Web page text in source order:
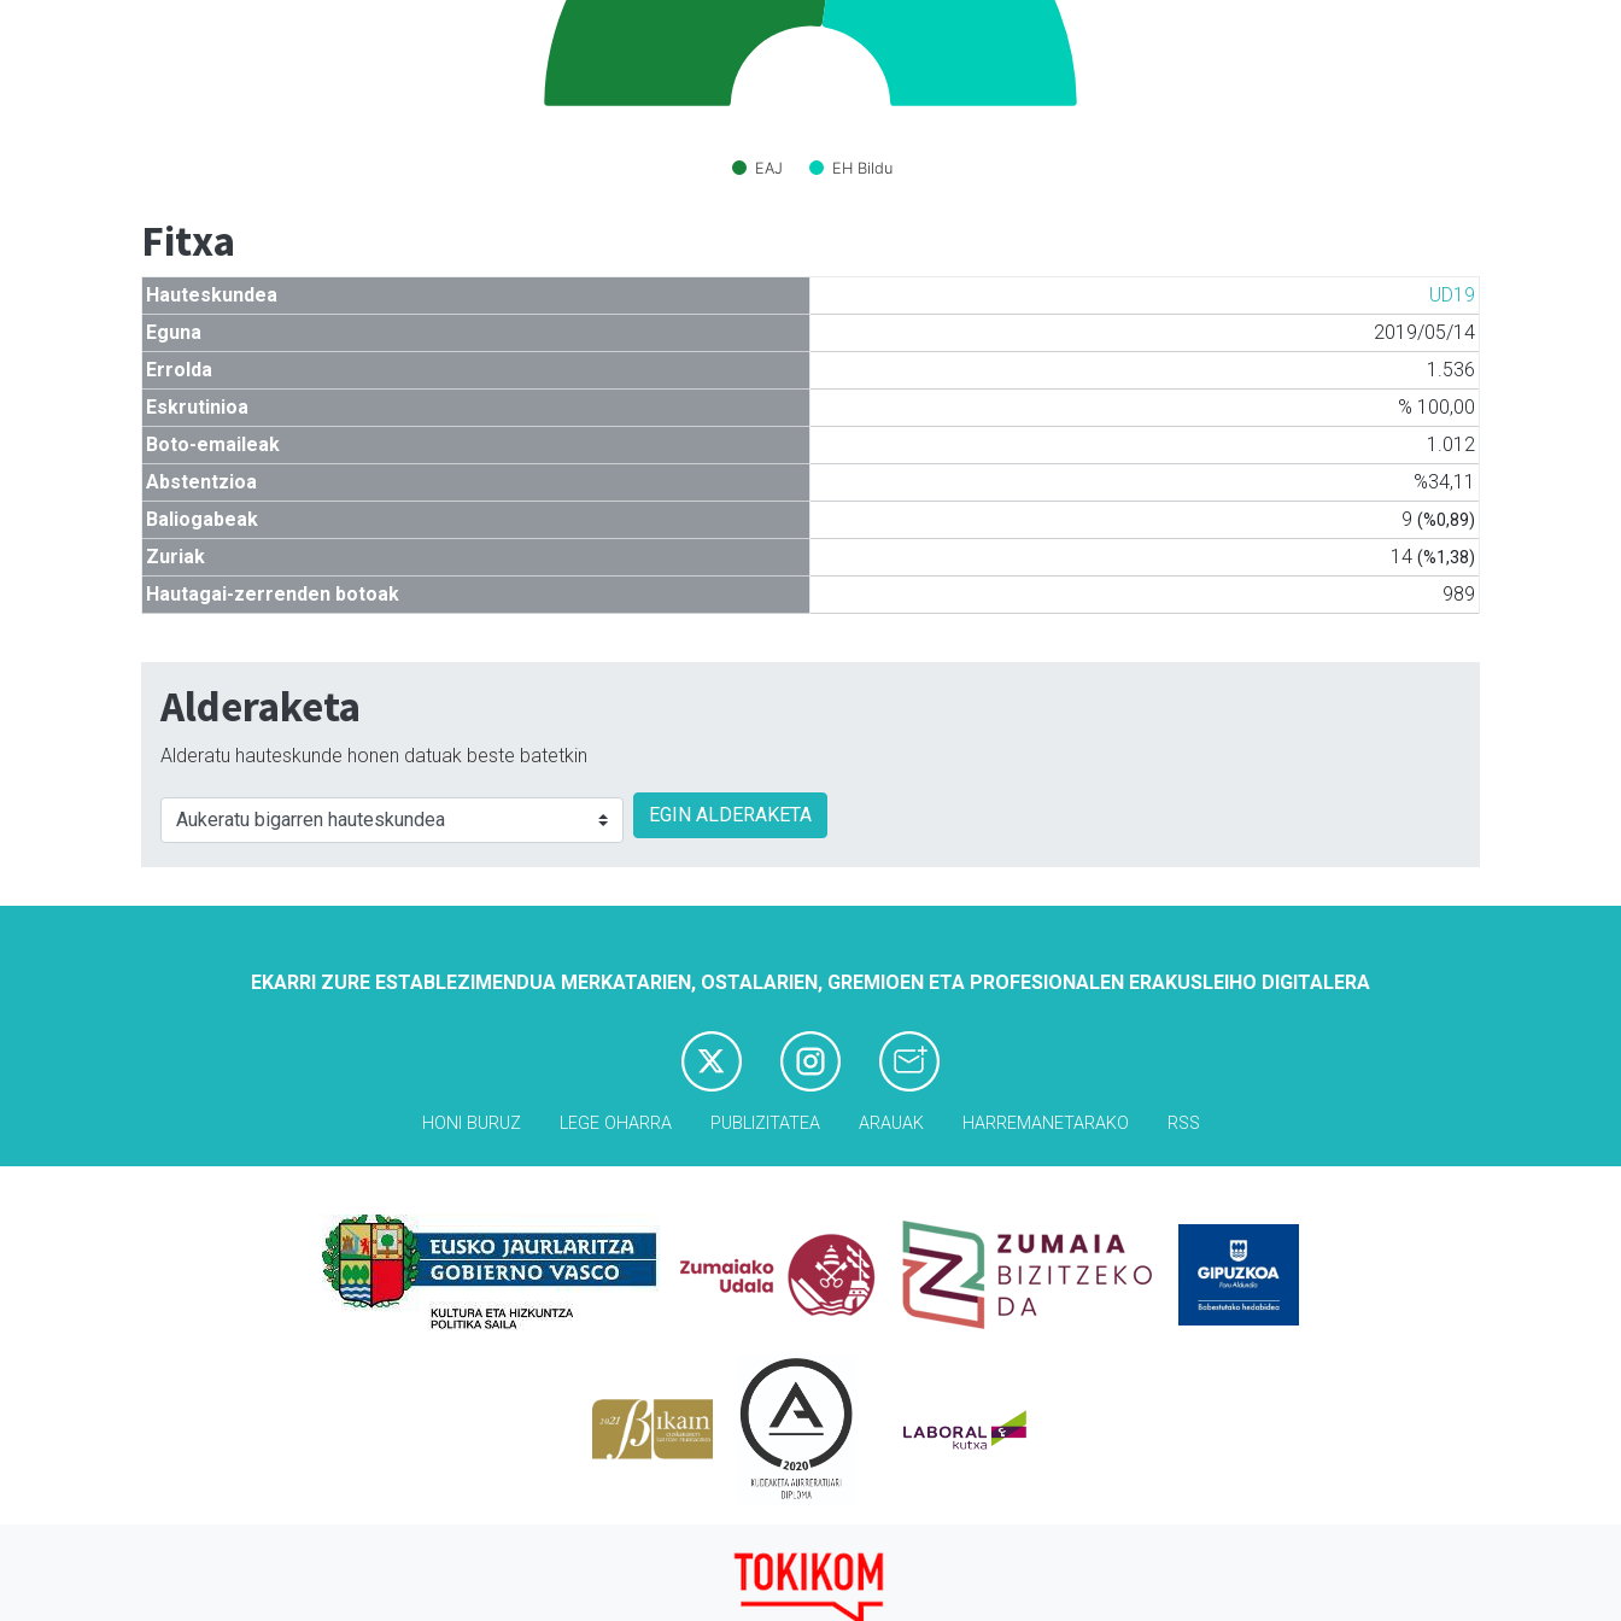
EAJ EH Bildu
Fitxa
Hauteskundea
UD19
Eguna
2019/05/14
Errolda
1.536
Eskrutinioa
% 100,00
Boto-emaileak
1.012
Abstentzioa
%34,11
Baliogabeak
9 (%0,89)
Zuriak 14 (%1,38)
Hautagai-zerrenden botoak 989
Alderaketa
Alderatu hauteskunde honen datuak beste batetkin
EGIN ALDERAKETA
EKARRI ZURE ESTABLEZIMENDUA MERKATARIEN, OSTALARIEN, GREMIOEN ETA PROFESIONALEN ERAKUSLEIHO DIGITALERA
HONI BURUZ LEGE OHARRA PUBLIZITATEA ARAUAK HARREMANETARAKO RSS